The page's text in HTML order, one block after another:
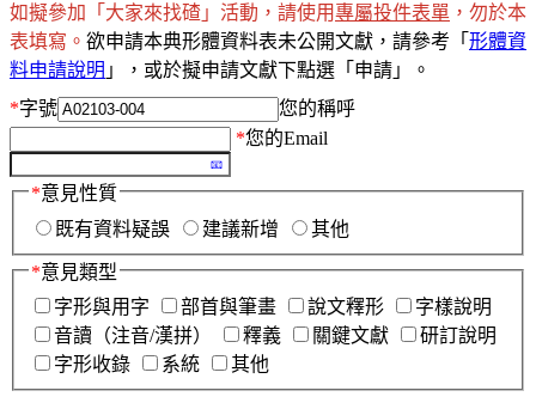
如擬參加「大家來找碴」活動，請使用專屬投件表單 ，勿於本
表填寫。 欲申請本典形體資料表未公開文獻，請參考「 形體資
料申請說明 」，或於擬申請文獻下點選「申請」。
*字號
您的稱呼
*您的Email
*意見性質
既有資料疑誤
建議新增 其他
*意見類型
字形與用字
部首與筆畫 說文釋形
字樣說明
音讀（注音/漢拼）
釋義 關鍵文獻
研訂說明
字形收錄
系統 其他